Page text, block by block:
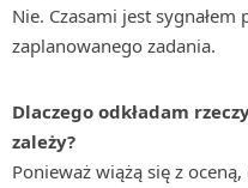
Nie. Czasami jest sygnałem
zaplanowanego zadania.
Dlaczego odkładam
zależy?
Ponieważ wiążą się z